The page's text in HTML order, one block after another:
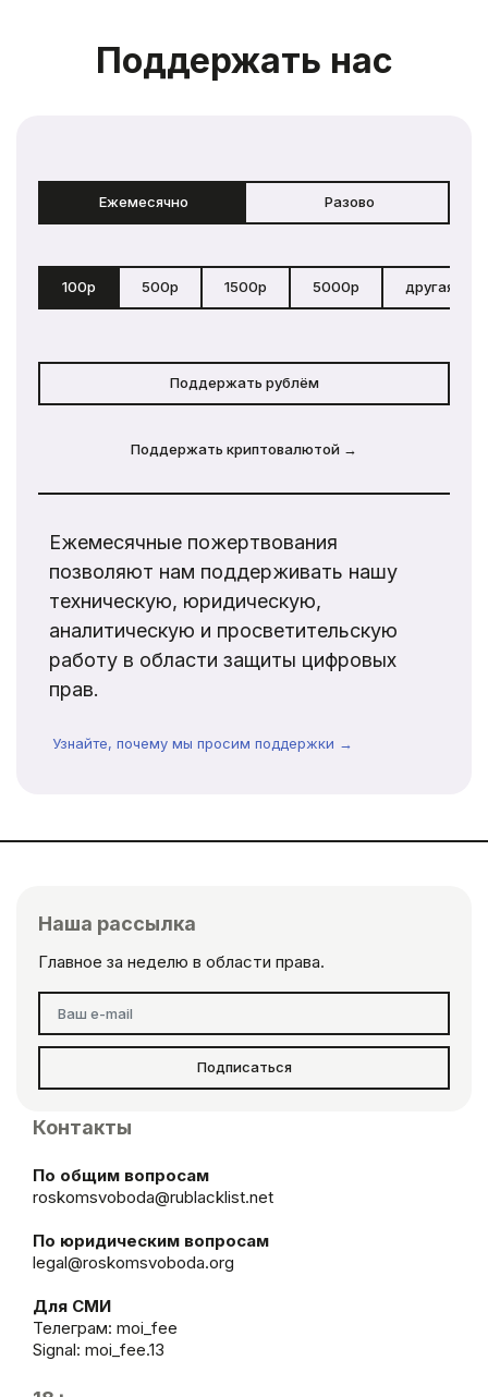
Поддержать нас
Ежемесячно Разово
100р 500р 1500р 5000р другая
Поддержать рублём
Поддержать криптовалютой →
Ежемесячные пожертвования
позволяют нам поддерживать нашу
техническую, юридическую,
аналитическую и просветительскую
работу в области защиты цифровых
прав.
Узнайте, почему мы просим поддержки →
Наша рассылка
Главное за неделю в области права.
Подписаться
Контакты
По общим вопросам
roskomsvoboda@rublacklist.net
По юридическим вопросам
legal@roskomsvoboda.org
Для СМИ
Телеграм: moi_fee
Signal: moi_fee.13